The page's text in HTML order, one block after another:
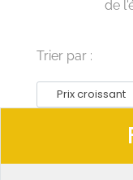
de
Trier par :